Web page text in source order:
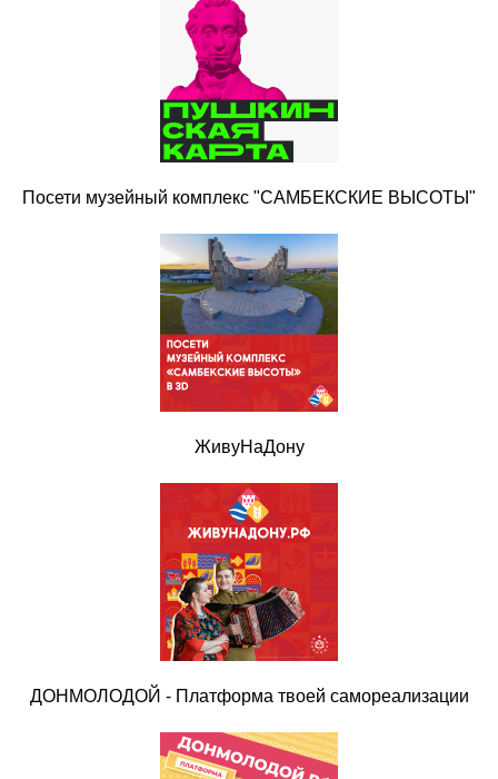
Посети музейный комплекс "САМБЕКСКИЕ ВЫСОТЫ"
ЖивуНаДону
ДОНМОЛОДОЙ - Платформа твоей самореализации